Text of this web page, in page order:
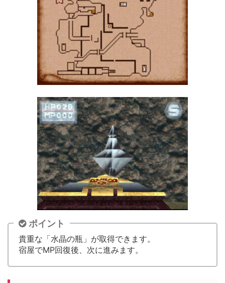
ポイント
貴重な「水晶の瓶」が取得できます。
宿屋でMP回復後、次に進みます。